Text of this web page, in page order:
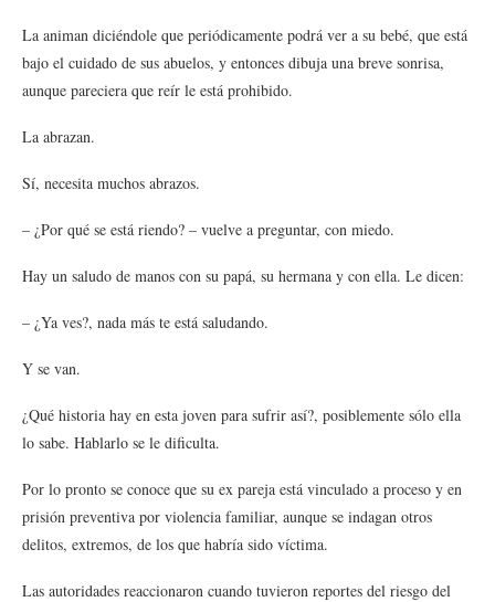
La animan diciéndole que periódicamente podrá ver a su bebé, que está
bajo el cuidado de sus abuelos, y entonces dibuja una breve sonrisa,
aunque pareciera que reír le está prohibido.
La abrazan.
Sí, necesita muchos abrazos.
– ¿Por qué se está riendo? – vuelve a preguntar, con miedo.
Hay un saludo de manos con su papá, su hermana y con ella. Le dicen:
– ¿Ya ves?, nada más te está saludando.
Y se van.
¿Qué historia hay en esta joven para sufrir así?, posiblemente sólo ella
lo sabe. Hablarlo se le dificulta.
Por lo pronto se conoce que su ex pareja está vinculado a proceso y en
prisión preventiva por violencia familiar, aunque se indagan otros
delitos, extremos, de los que habría sido víctima.
Las autoridades reaccionaron cuando tuvieron reportes del riesgo del